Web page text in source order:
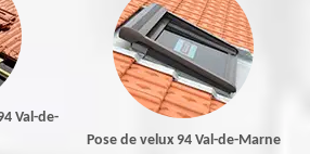
Val-de-
Pose de velux 94 Val-de-Marne